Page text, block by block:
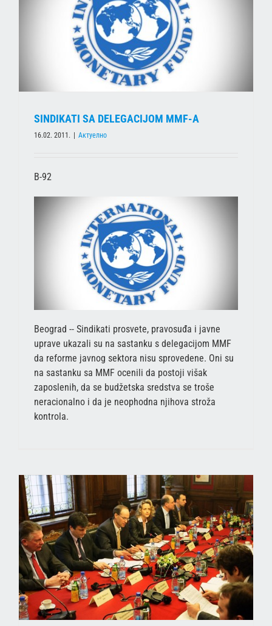
SINDIKATI SA DELEGACIJOM MMF-A
16.02. 2011. | Актуелно
B-92
Beograd -- Sindikati prosvete, pravosuđa i javne
uprave ukazali su na sastanku s delegacijom MMF
da reforme javnog sektora nisu sprovedene. Oni su
na sastanku sa MMF ocenili da postoji višak
zaposlenih, da se budžetska sredstva se troše
neracionalno i da je neophodna njihova stroža
kontrola.